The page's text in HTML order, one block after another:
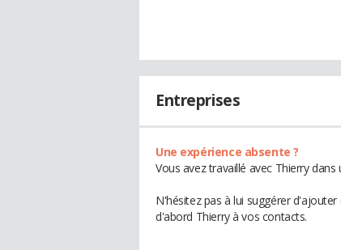
Entreprises
Une expérience absente ?
Vous avez travaillé avec Thierry
N'hésitez pas à lui suggérer
d'abord Thierry à vos contacts.